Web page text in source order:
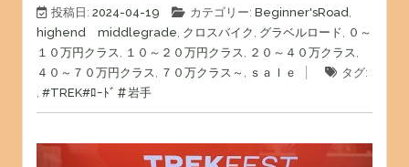
投稿日: 2024-04-19 カテゴリー: Beginner'sRoad,
highend middlegrade, クロスバイク , グラベルロード, ０～
１０万円クラス, １０～２０万円クラス, ２０～４０万クラス,
４０～７０万円クラス, ７０万クラス～ , ｓａｌｅ
タグ:
, #TREK#ﾛｰﾄﾞ ＃岩手